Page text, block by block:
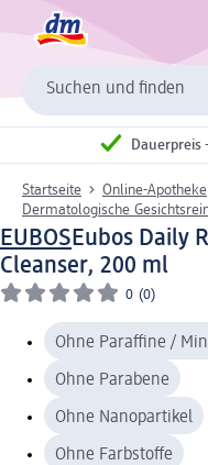
Suchen und finden
Dauerpreis
Startseite Online-Apotheke
Dermatologische
EUBOSEubos Daily
Cleanser, 200 ml
0 (0)
Ohne Paraffine /
Ohne Parabene
Ohne Nanopartikel
Ohne Farbstoffe